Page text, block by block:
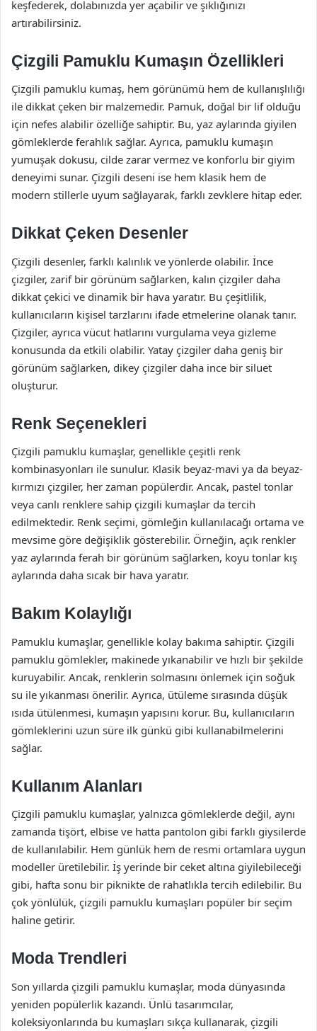
keşfederek, dolabınızda yer açabilir ve şıklığınızı
artırabilirsiniz.
Çizgili Pamuklu Kumaşın Özellikleri
Çizgili pamuklu kumaş, hem görünümü hem de kullanışlılığı
ile dikkat çeken bir malzemedir. Pamuk, doğal bir lif olduğu
için nefes alabilir özelliğe sahiptir. Bu, yaz aylarında giyilen
gömleklerde ferahlık sağlar. Ayrıca, pamuklu kumaşın
yumuşak dokusu, cilde zarar vermez ve konforlu bir giyim
deneyimi sunar. Çizgili deseni ise hem klasik hem de
modern stillerle uyum sağlayarak, farklı zevklere hitap eder.
Dikkat Çeken Desenler
Çizgili desenler, farklı kalınlık ve yönlerde olabilir. İnce
çizgiler, zarif bir görünüm sağlarken, kalın çizgiler daha
dikkat çekici ve dinamik bir hava yaratır. Bu çeşitlilik,
kullanıcıların kişisel tarzlarını ifade etmelerine olanak tanır.
Çizgiler, ayrıca vücut hatlarını vurgulama veya gizleme
konusunda da etkili olabilir. Yatay çizgiler daha geniş bir
görünüm sağlarken, dikey çizgiler daha ince bir siluet
oluşturur.
Renk Seçenekleri
Çizgili pamuklu kumaşlar, genellikle çeşitli renk
kombinasyonları ile sunulur. Klasik beyaz-mavi ya da beyaz-
kırmızı çizgiler, her zaman popülerdir. Ancak, pastel tonlar
veya canlı renklere sahip çizgili kumaşlar da tercih
edilmektedir. Renk seçimi, gömleğin kullanılacağı ortama ve
mevsime göre değişiklik gösterebilir. Örneğin, açık renkler
yaz aylarında ferah bir görünüm sağlarken, koyu tonlar kış
aylarında daha sıcak bir hava yaratır.
Bakım Kolaylığı
Pamuklu kumaşlar, genellikle kolay bakıma sahiptir. Çizgili
pamuklu gömlekler, makinede yıkanabilir ve hızlı bir şekilde
kuruyabilir. Ancak, renklerin solmasını önlemek için soğuk
su ile yıkanması önerilir. Ayrıca, ütüleme sırasında düşük
ısıda ütülenmesi, kumaşın yapısını korur. Bu, kullanıcıların
gömleklerini uzun süre ilk günkü gibi kullanabilmelerini
sağlar.
Kullanım Alanları
Çizgili pamuklu kumaşlar, yalnızca gömleklerde değil, aynı
zamanda tişört, elbise ve hatta pantolon gibi farklı giysilerde
de kullanılabilir. Hem günlük hem de resmi ortamlara uygun
modeller üretilebilir. İş yerinde bir ceket altına giyilebileceği
gibi, hafta sonu bir piknikte de rahatlıkla tercih edilebilir. Bu
çok yönlülük, çizgili pamuklu kumaşları popüler bir seçim
haline getirir.
Moda Trendleri
Son yıllarda çizgili pamuklu kumaşlar, moda dünyasında
yeniden popülerlik kazandı. Ünlü tasarımcılar,
koleksiyonlarında bu kumaşları sıkça kullanarak, çizgili